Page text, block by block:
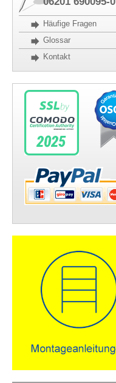
Häufige Fragen
Glossar
Kontakt